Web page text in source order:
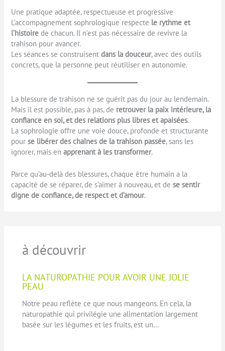
Une pratique adaptée, respectueuse et progressive
L’accompagnement sophrologique respecte le rythme et
l’histoire de chacun. Il n’est pas nécessaire de revivre la
trahison pour avancer.
Les séances se construisentdans la douceur, avec des outils
concrets, que la personne peut réutiliser en autonomie.
La blessure de trahison ne se guérit pas du jour au lendemain.
Mais il est possible, pas à pas, de retrouver la paix intérieure, la
confiance en soi, et des relations plus libres et apaisées.
La sophrologie offre une voie douce, profonde et structurante
pour se libérer des chaînes de la trahison passée, sans les
ignorer, mais enapprenant à les transformer.
Parce qu’au-delà des blessures, chaque être humain a la
capacité de se réparer, de s’aimer à nouveau, et dese sentir
digne de confiance, de respect et d’amour.
à découvrir
LA NATUROPATHIE POUR AVOIR UNE JOLIE
PEAU
Notre peau reflète ce que nous mangeons. En cela, la
naturopathie qui privilégie une alimentation largement
basée sur les légumes et les fruits, est un…